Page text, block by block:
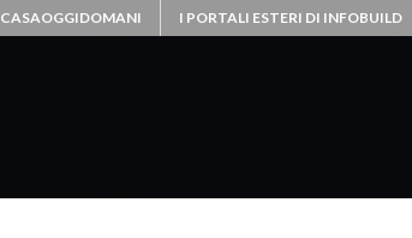
CASAOGGIDOMANI I PORTALI ESTERI DI INFOBUILD